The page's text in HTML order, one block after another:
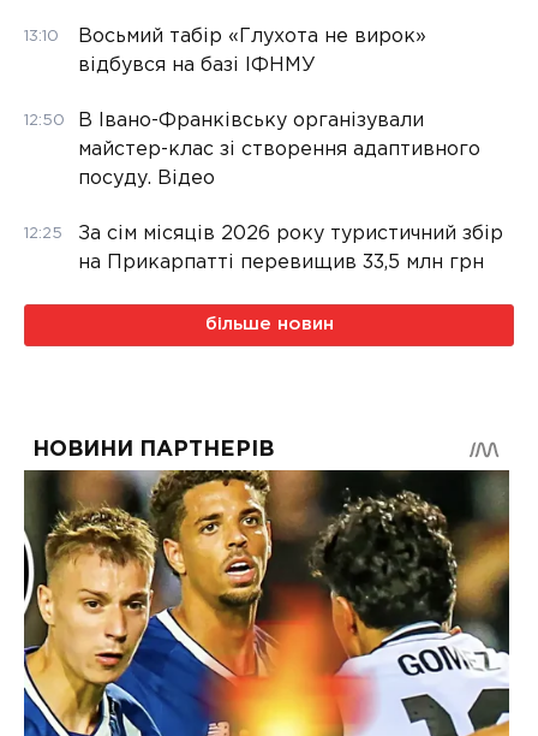
13:10
Восьмий табір «Глухота не вирок»
відбувся на базі ІФНМУ
12:50
В Івано-Франківську організували
майстер-клас зі створення адаптивного
посуду. Відео
12:25
За сім місяців 2026 року туристичний збір
на Прикарпатті перевищив 33,5 млн грн
більше новин